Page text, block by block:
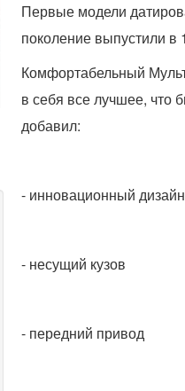
Первые модели
поколение выпустили в
Комфортабельный
в себя все лучшее, что
добавил:
- инновационный дизайн
- несущий кузов
- передний привод